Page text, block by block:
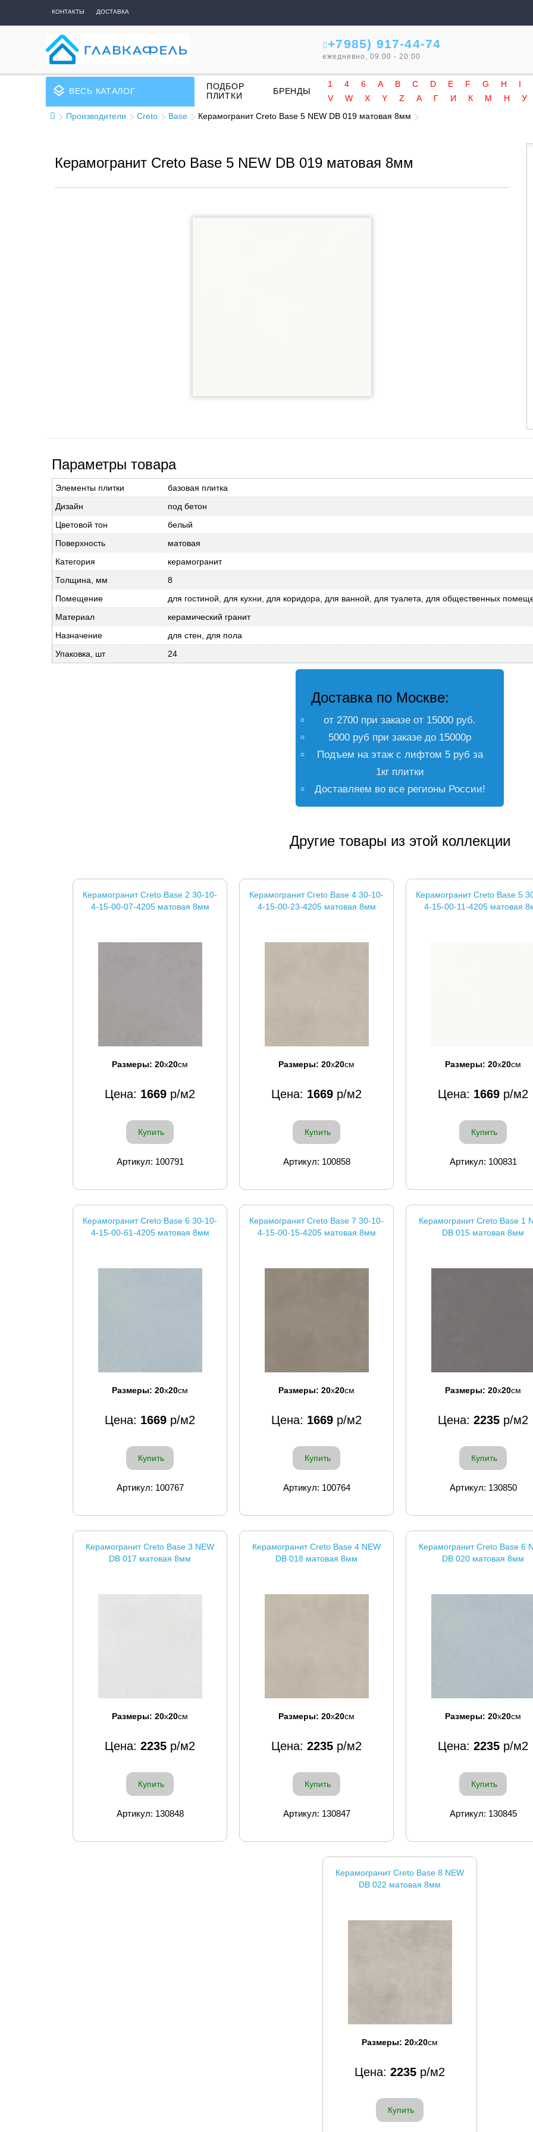
КОНТАКТЫ ДОСТАВКА
+7985) 917-44-74
ежедневно, 09:00 - 20:00
layers ВЕСЬ КАТАЛОГ
ПОДБОР
ПЛИТКИ
БРЕНДЫ
1 4 6 A B C D E F G H
I
V
W X Y Z А Г И К М Н
У
Производители
Creto Base Керамогранит Creto Base 5 NEW DB 019 матовая 8мм
Керамогранит Creto Base 5 NEW DB 019 матовая 8мм
Параметры товара
Элементы плитки
базовая плитка
Дизайн
под бетон
Цветовой тон
белый
Поверхность
матовая
Категория
керамогранит
Толщина, мм
8
Помещение
для гостиной, для кухни, для коридора, для ванной, для туалета, для общественных
Материал
керамический гранит
Назначение
для стен, для пола
Упаковка, шт
24
Доставка по Москве:
от 2700 при заказе от 15000 руб.
5000 руб при заказе до 15000р
Подъем на этаж с лифтом 5 руб за
1кг плитки
Доставляем во все регионы России!
Другие товары из этой коллекции
Керамогранит Creto Base 2 30-10-
4-15-00-07-4205 матовая 8мм
Размеры: 20x20см
Цена: 1669 р/м2
Купить
Артикул: 100791
Керамогранит Creto Base 4 30-10-
4-15-00-23-4205 матовая 8мм
Размеры: 20x20см
Цена: 1669 р/м2
Купить
Артикул: 100858
Керамогранит Creto Base 5
4-15-00-11-4205 матовая
Размеры: 20x20см
Цена: 1669 р/м2
Купить
Артикул: 100831
Керамогранит Creto Base 6 30-10-
4-15-00-61-4205 матовая 8мм
Размеры: 20x20см
Цена: 1669 р/м2
Купить
Артикул: 100767
Керамогранит Creto Base 7 30-10-
4-15-00-15-4205 матовая 8мм
Размеры: 20x20см
Цена: 1669 р/м2
Купить
Артикул: 100764
Керамогранит Creto Base 1
DB 015 матовая 8мм
Размеры: 20x20см
Цена: 2235 р/м2
Купить
Артикул: 130850
Керамогранит Creto Base 3 NEW
DB 017 матовая 8мм
Размеры: 20x20см
Цена: 2235 р/м2
Купить
Артикул: 130848
Керамогранит Creto Base 4 NEW
DB 018 матовая 8мм
Размеры: 20x20см
Цена: 2235 р/м2
Купить
Артикул: 130847
Керамогранит Creto Base 6
DB 020 матовая 8мм
Размеры: 20x20см
Цена: 2235 р/м2
Купить
Артикул: 130845
Керамогранит Creto Base 8 NEW
DB 022 матовая 8мм
Размеры: 20x20см
Цена: 2235 р/м2
Купить